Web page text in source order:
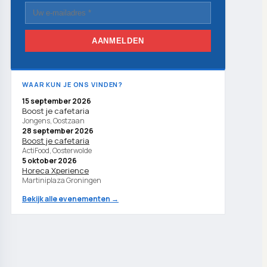
AANMELDEN
WAAR KUN JE ONS VINDEN?
15 september 2026
Boost je cafetaria
Jongens, Oostzaan
28 september 2026
Boost je cafetaria
ActiFood, Oosterwolde
5 oktober 2026
Horeca Xperience
Martiniplaza Groningen
Bekijk alle evenementen →